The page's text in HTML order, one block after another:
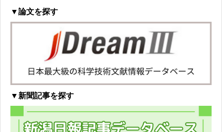
▼論文を探す
▼新聞記事を探す